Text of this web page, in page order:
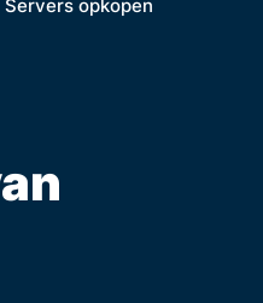
Servers opkopen